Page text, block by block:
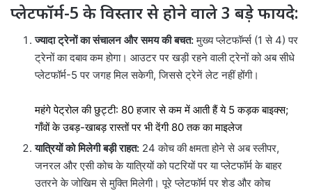
प्लेटफॉर्म-5 के विस्तार से होने वाले 3 बड़े फायदे:
ज्यादा ट्रेनों का संचालन और समय की बचत:मुख्य प्लेटफॉर्म्स (1 से 4) पर
ट्रेनों का दबाव कम होगा। आउटर पर खड़ी रहने वाली ट्रेनों को अब सीधे
प्लेटफॉर्म-5 पर जगह मिल सकेगी, जिससे ट्रेनें लेट नहीं होंगी।
महंगे पेट्रोल की छुट्टी: 80 हजार से कम में आती हैं ये 5 कड़क बाइक्स;
गाँवों के उबड़-खाबड़ रास्तों पर भी देंगी 80 तक का माइलेज
यात्रियों को मिलेगी बड़ी राहत: 24 कोच की क्षमता होने से अब स्लीपर,
जनरल और एसी कोच के यात्रियों को पटरियों पर या प्लेटफॉर्म के बाहर
उतरने के जोखिम से मुक्ति मिलेगी। पूरे प्लेटफॉर्म पर शेड और कोच